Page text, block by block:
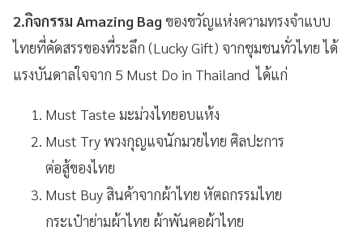
2.กิจกรรม Amazing Bag ของขวัญแห่งความทรงจำแบบ
ไทยที่คัดสรรของที่ระลึก (Lucky Gift) จากชุมชนทั่วไทย ได้
แรงบันดาลใจจาก 5 Must Do in Thailand ได้แก่
Must Taste มะม่วงไทยอบแห้ง
Must Try พวงกุญแจนักมวยไทย ศิลปะการ
ต่อสู้ของไทย
Must Buy สินค้าจากผ้าไทย หัตถกรรมไทย
กระเป๋าย่ามผ้าไทย ผ้าพันคอผ้าไทย